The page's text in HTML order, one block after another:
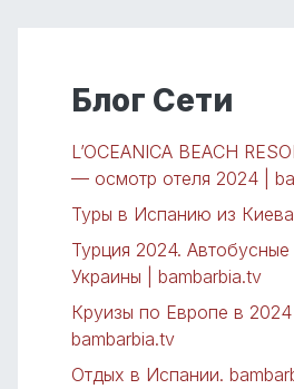
Блог Сети
L’OCEANICA BEACH
— осмотр отеля 2024 |
Туры в Испанию из
Турция 2024. Автобусные
Украины | bambarbia.tv
Круизы по Европе в 2024
bambarbia.tv
Отдых в Испании.